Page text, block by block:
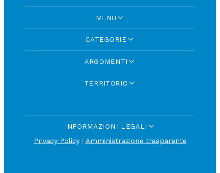
MENU
CATEGORIE
ARGOMENTI
TERRITORIO
INFORMAZIONI LEGALI
Privacy Policy| Amministrazione trasparente